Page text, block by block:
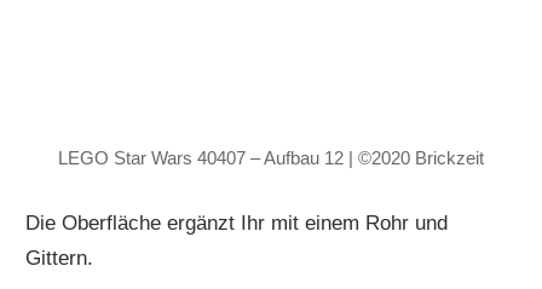
LEGO Star Wars 40407 – Aufbau 12 | ©2020 Brickzeit
Die Oberfläche ergänzt Ihr mit einem Rohr und
Gittern.